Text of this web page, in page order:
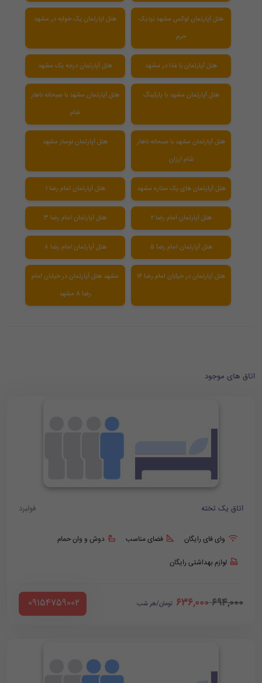
هتل آپارتمان لوکس مشهد نزدیک
حرم
هتل اپارتمان یک خوابه در مشهد
هتل آپارتمان با غذا در مشهد هتل آپارتمان درجه یک مشهد
هتل آپارتمان مشهد با پارکینگ
هتل آپارتمان مشهد با صبحانه ناهار
شام
هتل آپارتمان مشهد با صبحانه ناهار
شام ارزان
هتل آپارتمان نوساز مشهد
هتل آپارتمان های یک ستاره مشهد هتل آپارتمان امام رضا ۱
هتل آپارتمان امام رضا ۲ هتل آپارتمان امام رضا 3
هتل آپارتمان امام رضا ۵ هتل آپارتمان امام رضا ۸
هتل آپارتمان در خیابان امام رضا 16
مشهد هتل آپارتمان در خیابان امام
رضا 8 مشهد
اتاق های موجود
اتاق یک تخته فولبرد
وای فای رایگان فضای مناسب دوش و وان حمام
لوازم بهداشتی رایگان
694,000
636,000 تومان/هر شب ‪ 09154759002